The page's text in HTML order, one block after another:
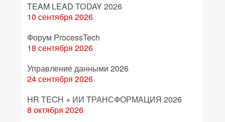
TEAM LEAD TODAY 2026
10 сентября 2026
Форум ProcessTech
18 сентября 2026
Управление данными 2026
24 сентября 2026
HR TECH + ИИ ТРАНСФОРМАЦИЯ 2026
8 октября 2026